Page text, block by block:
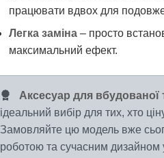
працювати вдвох для
Легка заміна – просто
максимальний ефект.
Аксесуар для вбудованої
ідеальний вибір для тих, хто
Замовляйте цю модель вже
роботою та сучасним дизайном